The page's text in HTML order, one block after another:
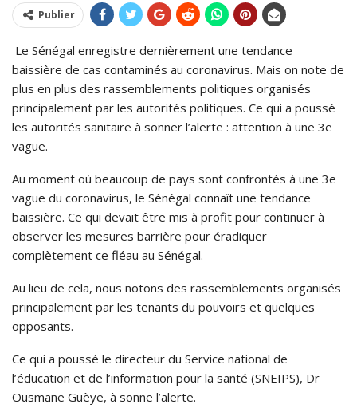
Publier
Le Sénégal enregistre dernièrement une tendance
baissière de cas contaminés au coronavirus. Mais on note de
plus en plus des rassemblements politiques organisés
principalement par les autorités politiques. Ce qui a poussé
les autorités sanitaire à sonner l’alerte : attention à une 3e
vague.
Au moment où beaucoup de pays sont confrontés à une 3e
vague du coronavirus, le Sénégal connaît une tendance
baissière. Ce qui devait être mis à profit pour continuer à
observer les mesures barrière pour éradiquer
complètement ce fléau au Sénégal.
Au lieu de cela, nous notons des rassemblements organisés
principalement par les tenants du pouvoirs et quelques
opposants.
Ce qui a poussé le directeur du Service national de
l’éducation et de l’information pour la santé (SNEIPS), Dr
Ousmane Guèye, à sonne l’alerte.